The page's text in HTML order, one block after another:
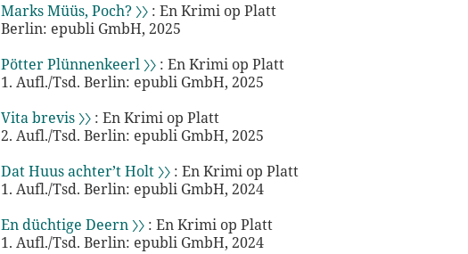
Marks Müüs, Poch? 〉〉 : En Krimi op Platt
Berlin: epubli GmbH, 2025
Pötter Plünnenkeerl 〉〉 : En Krimi op Platt
1. Aufl./Tsd. Berlin: epubli GmbH, 2025
Vita brevis 〉〉 : En Krimi op Platt
2. Aufl./Tsd. Berlin: epubli GmbH, 2025
Dat Huus achter’t Holt 〉〉 : En Krimi op Platt
1. Aufl./Tsd. Berlin: epubli GmbH, 2024
En düchtige Deern 〉〉 : En Krimi op Platt
1. Aufl./Tsd. Berlin: epubli GmbH, 2024